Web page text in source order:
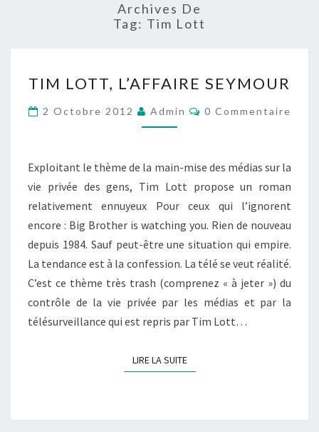
Archives De
Tag: Tim Lott
LOTT,
L’AFFAIRE
SEYMOUR
TIM LOTT, L’AFFAIRE SEYMOUR
2 Octobre 2012 Admin Commentaires
0 Commentaire
Exploitant le thème de la main-mise des médias sur la
vie privée des gens, Tim Lott propose un roman
relativement ennuyeux Pour ceux qui l’ignorent
encore : Big Brother is watching you. Rien de nouveau
depuis 1984. Sauf peut-être une situation qui empire.
La tendance est à la confession. La télé se veut réalité.
C’est ce thème très trash (comprenez « à jeter ») du
contrôle de la vie privée par les médias et par la
télésurveillance qui est repris par Tim Lott…
LIRE LA SUITELIRE LA SUITE